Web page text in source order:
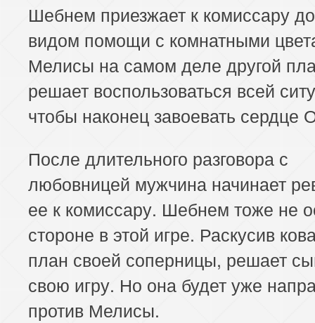
Шебнем приезжает к комиссару
видом помощи с комнатными
Мелисы на самом деле другой
решает воспользоваться всей
чтобы наконец завоевать сердце
После длительного разговора с
любовницей мужчина начинает
ее к комиссару. Шебнем тоже не
стороне в этой игре. Раскусив
план своей соперницы, решает
свою игру. Но она будет уже
против Мелисы.